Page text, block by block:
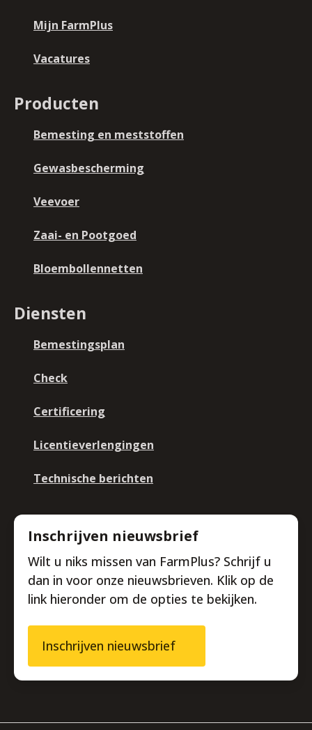
Mijn FarmPlus
Vacatures
Producten
Bemesting en meststoffen
Gewasbescherming
Veevoer
Zaai- en Pootgoed
Bloembollennetten
Diensten
Bemestingsplan
Check
Certificering
Licentieverlengingen
Technische berichten
Inschrijven nieuwsbrief
Wilt u niks missen van FarmPlus? Schrijf u
dan in voor onze nieuwsbrieven. Klik op de
link hieronder om de opties te bekijken.
Inschrijven nieuwsbrief